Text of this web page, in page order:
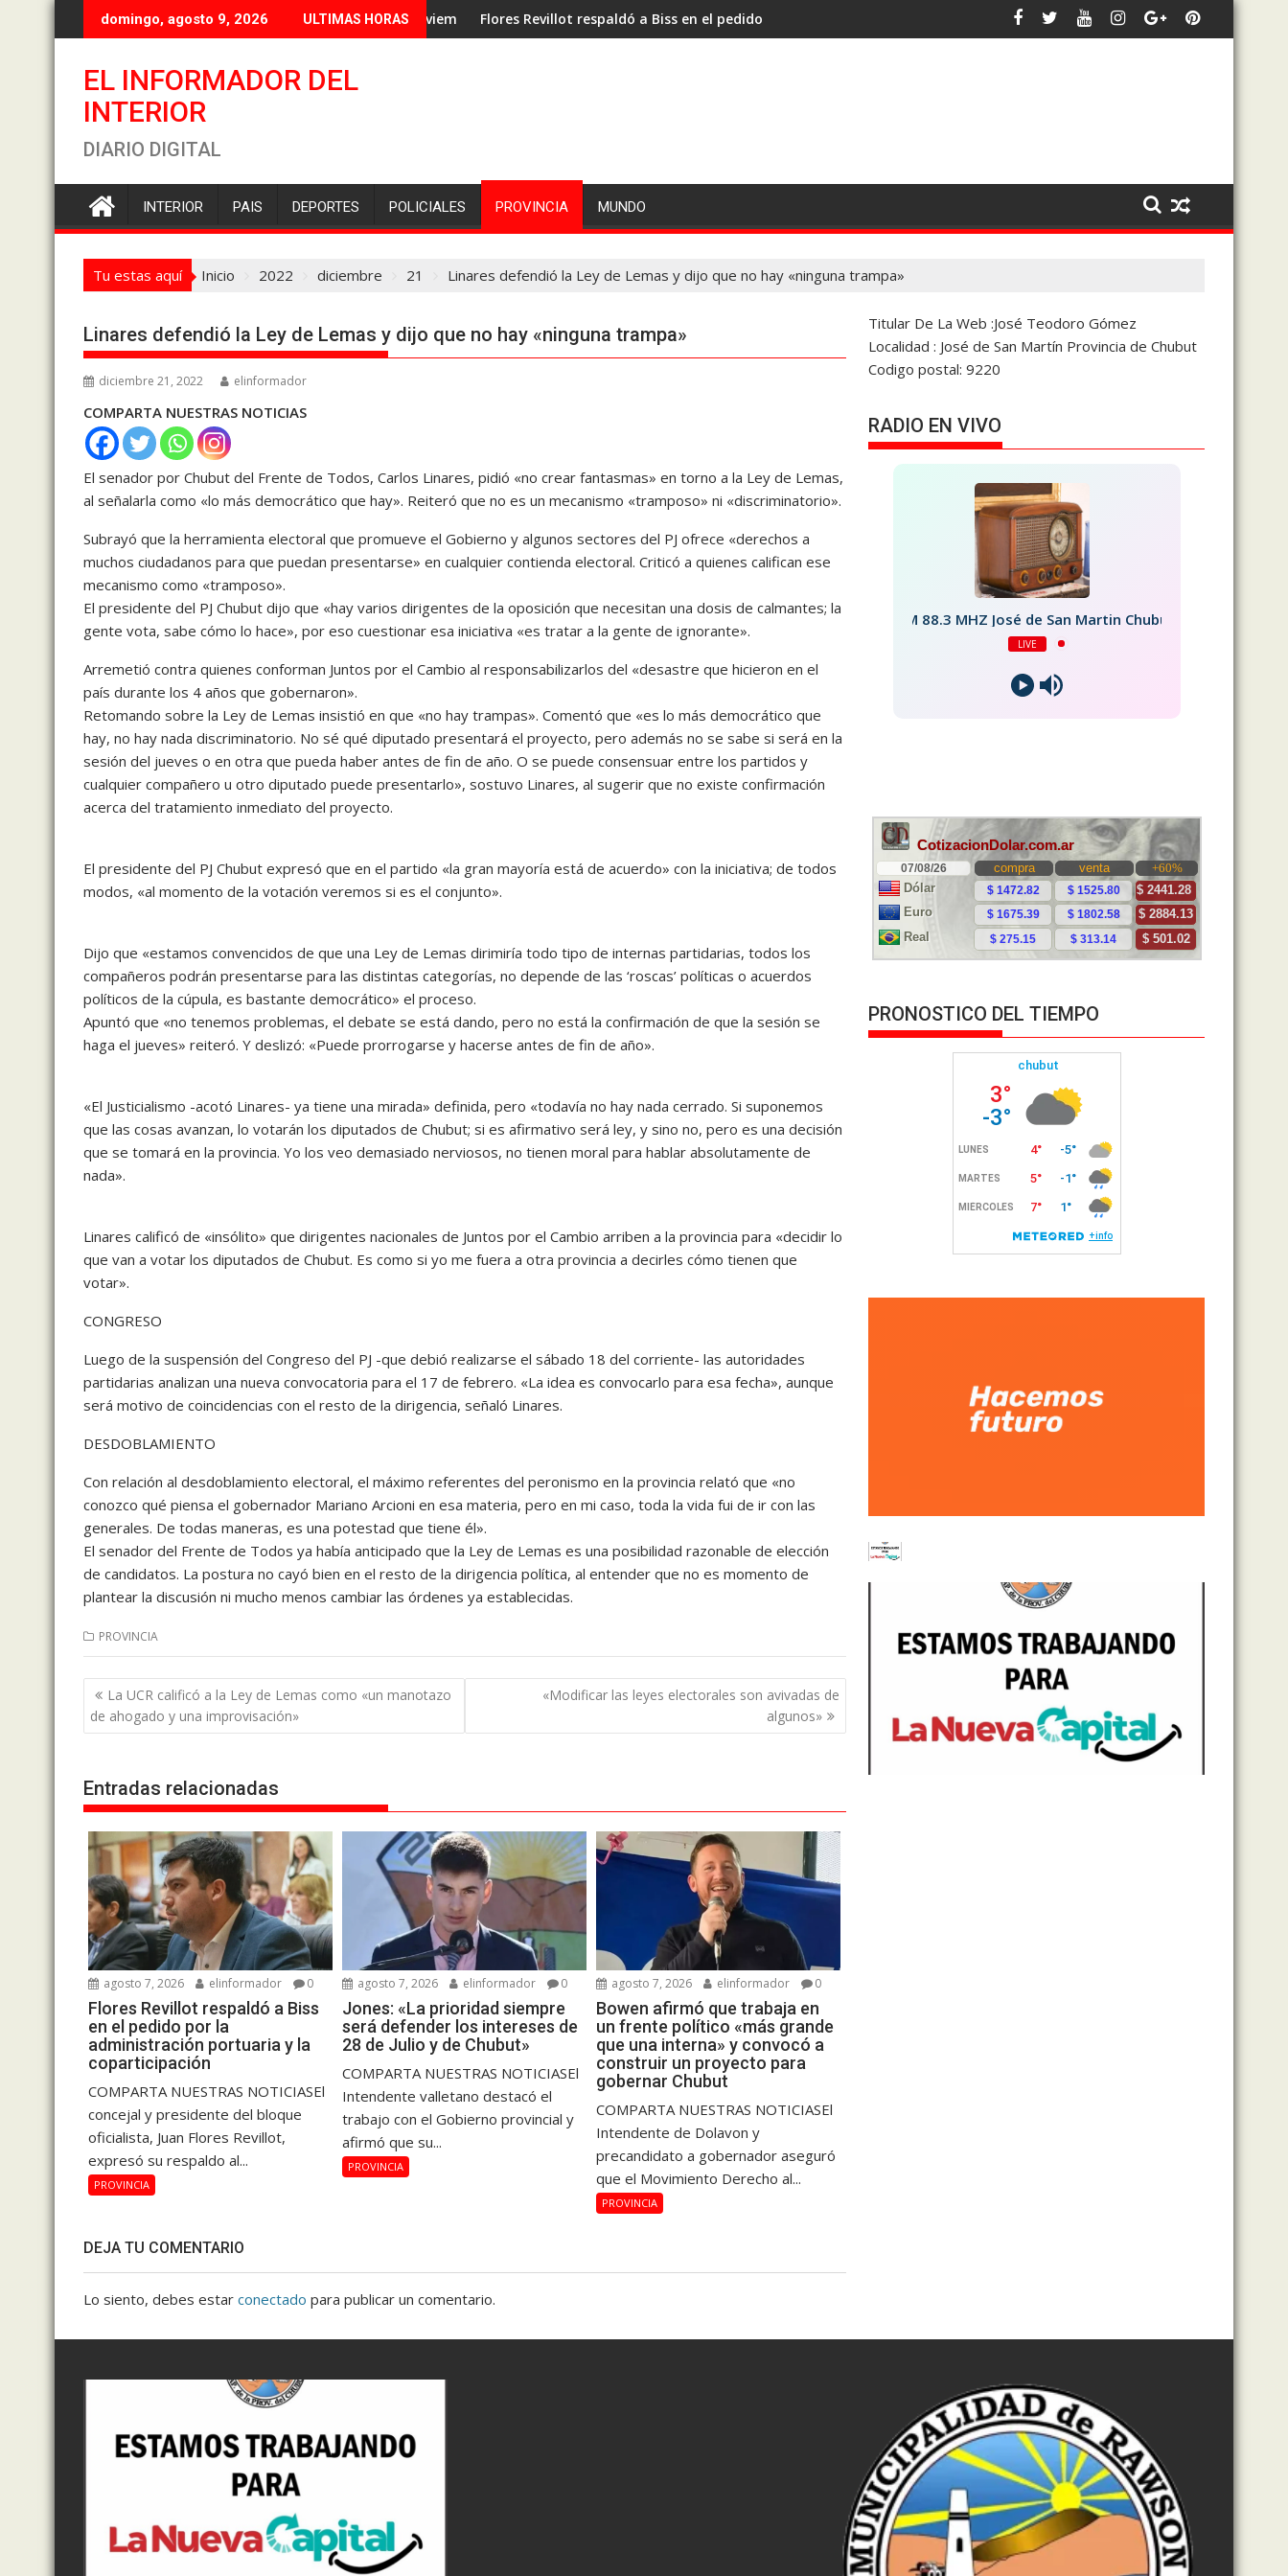
al
domingo, agosto 9, 2026 ULTIMAS HORASFlores Revillot respaldó a Biss en el pedido por la administración portuaria y la coparticipación
Jones: «La prioridad siempre será defender los intereses de 28 de Julio y de
Bowen afirmó que trabaja en
EL INFORMADOR DEL
INTERIOR
DIARIO DIGITAL
INTERIOR PAIS DEPORTES POLICIALES PROVINCIA MUNDO
Tu estas aquí Inicio 2022 diciembre 21 Linares defendió la Ley de Lemas y dijo que no hay «ninguna trampa»
Linares defendió la Ley de Lemas y dijo que no hay «ninguna trampa»
diciembre 21, 2022 elinformador
COMPARTA NUESTRAS NOTICIAS
El senador por Chubut del Frente de Todos, Carlos Linares, pidió «no crear fantasmas» en torno a la Ley de Lemas,
al señalarla como «lo más democrático que hay». Reiteró que no es un mecanismo «tramposo» ni «discriminatorio».
Subrayó que la herramienta electoral que promueve el Gobierno y algunos sectores del PJ ofrece «derechos a
muchos ciudadanos para que puedan presentarse» en cualquier contienda electoral. Criticó a quienes califican ese
mecanismo como «tramposo».
El presidente del PJ Chubut dijo que «hay varios dirigentes de la oposición que necesitan una dosis de calmantes; la
gente vota, sabe cómo lo hace», por eso cuestionar esa iniciativa «es tratar a la gente de ignorante».
Arremetió contra quienes conforman Juntos por el Cambio al responsabilizarlos del «desastre que hicieron en el
país durante los 4 años que gobernaron».
Retomando sobre la Ley de Lemas insistió en que «no hay trampas». Comentó que «es lo más democrático que
hay, no hay nada discriminatorio. No sé qué diputado presentará el proyecto, pero además no se sabe si será en la
sesión del jueves o en otra que pueda haber antes de fin de año. O se puede consensuar entre los partidos y
cualquier compañero u otro diputado puede presentarlo», sostuvo Linares, al sugerir que no existe confirmación
acerca del tratamiento inmediato del proyecto.
El presidente del PJ Chubut expresó que en el partido «la gran mayoría está de acuerdo» con la iniciativa; de todos
modos, «al momento de la votación veremos si es el conjunto».
Dijo que «estamos convencidos de que una Ley de Lemas dirimiría todo tipo de internas partidarias, todos los
compañeros podrán presentarse para las distintas categorías, no depende de las ‘roscas’ políticas o acuerdos
políticos de la cúpula, es bastante democrático» el proceso.
Apuntó que «no tenemos problemas, el debate se está dando, pero no está la confirmación de que la sesión se
haga el jueves» reiteró. Y deslizó: «Puede prorrogarse y hacerse antes de fin de año».
«El Justicialismo -acotó Linares- ya tiene una mirada» definida, pero «todavía no hay nada cerrado. Si suponemos
que las cosas avanzan, lo votarán los diputados de Chubut; si es afirmativo será ley, y sino no, pero es una decisión
que se tomará en la provincia. Yo los veo demasiado nerviosos, no tienen moral para hablar absolutamente de
nada».
Linares calificó de «insólito» que dirigentes nacionales de Juntos por el Cambio arriben a la provincia para «decidir lo
que van a votar los diputados de Chubut. Es como si yo me fuera a otra provincia a decirles cómo tienen que
votar».
CONGRESO
Luego de la suspensión del Congreso del PJ -que debió realizarse el sábado 18 del corriente- las autoridades
partidarias analizan una nueva convocatoria para el 17 de febrero. «La idea es convocarlo para esa fecha», aunque
será motivo de coincidencias con el resto de la dirigencia, señaló Linares.
DESDOBLAMIENTO
Con relación al desdoblamiento electoral, el máximo referentes del peronismo en la provincia relató que «no
conozco qué piensa el gobernador Mariano Arcioni en esa materia, pero en mi caso, toda la vida fui de ir con las
generales. De todas maneras, es una potestad que tiene él».
El senador del Frente de Todos ya había anticipado que la Ley de Lemas es una posibilidad razonable de elección
de candidatos. La postura no cayó bien en el resto de la dirigencia política, al entender que no es momento de
plantear la discusión ni mucho menos cambiar las órdenes ya establecidas.
PROVINCIA
Navegación
de
entradas
La UCR calificó a la Ley de Lemas como «un manotazo
de ahogado y una improvisación»
«Modificar las leyes electorales son avivadas de
algunos»
Entradas relacionadas
agosto 7, 2026 elinformador 0
Flores Revillot respaldó a Biss
en el pedido por la
administración portuaria y la
coparticipación
COMPARTA NUESTRAS NOTICIASEl
concejal y presidente del bloque
oficialista, Juan Flores Revillot,
expresó su respaldo al...
PROVINCIA
agosto 7, 2026 elinformador 0
Jones: «La prioridad siempre
será defender los intereses de
28 de Julio y de Chubut»
COMPARTA NUESTRAS NOTICIASEl
Intendente valletano destacó el
trabajo con el Gobierno provincial y
afirmó que su...
PROVINCIA
agosto 7, 2026 elinformador 0
Bowen afirmó que trabaja en
un frente político «más grande
que una interna» y convocó a
construir un proyecto para
gobernar Chubut
COMPARTA NUESTRAS NOTICIASEl
Intendente de Dolavon y
precandidato a gobernador aseguró
que el Movimiento Derecho al...
PROVINCIA
DEJA TU COMENTARIO
Lo siento, debes estar conectado para publicar un comentario.
Titular De La Web :José Teodoro Gómez
Localidad : José de San Martín Provincia de Chubut
Codigo postal: 9220
RADIO EN VIVO
FM 88.3 MHZ José de San Martin Chubut
LIVE
PRONOSTICO DEL TIEMPO